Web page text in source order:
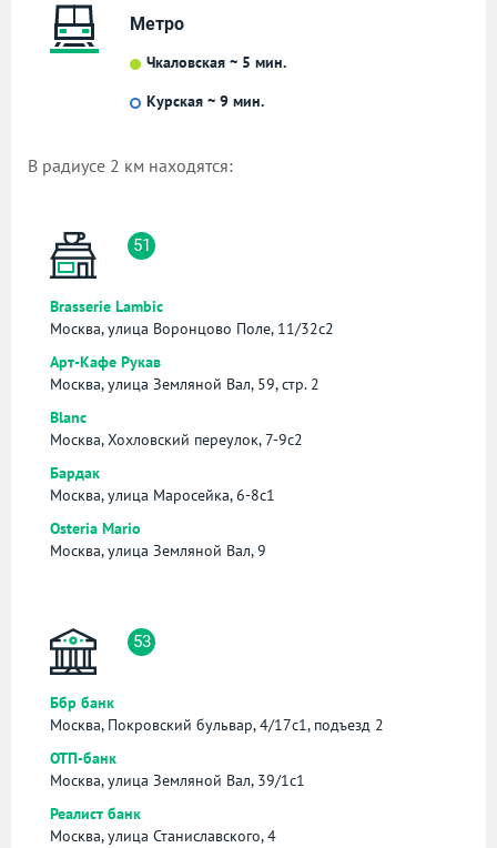
Метро
Чкаловская ~ 5 мин.
Курская ~ 9 мин.
В радиусе 2 км находятся:
51
Brasserie Lambic
Москва, улица Воронцово Поле, 11/32с2
Арт-Кафе Рукав
Москва, улица Земляной Вал, 59, стр. 2
Blanc
Москва, Хохловский переулок, 7-9с2
Бардак
Москва, улица Маросейка, 6-8с1
Osteria Mario
Москва, улица Земляной Вал, 9
53
Ббр банк
Москва, Покровский бульвар, 4/17с1, подъезд 2
ОТП-банк
Москва, улица Земляной Вал, 39/1с1
Реалист банк
Москва, улица Станиславского, 4